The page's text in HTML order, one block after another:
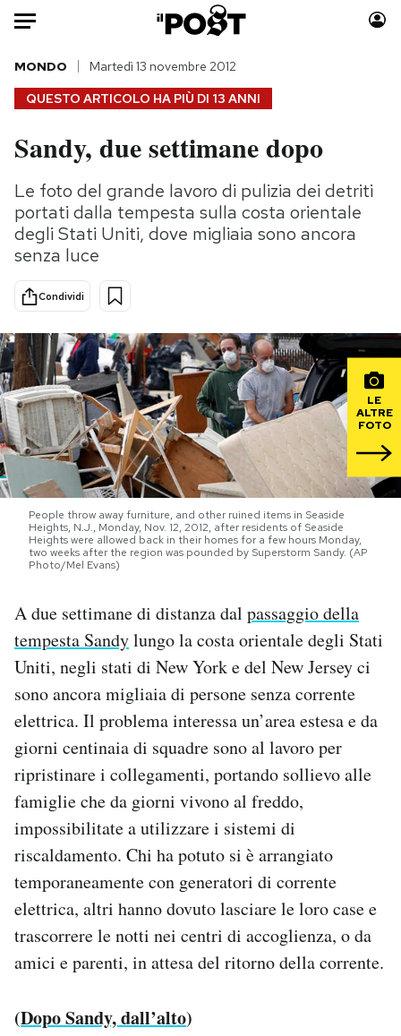
Auto
HOME
Italia
Politica
Tecnologia
Internet
Scienza
Cultura
Economia
Sport
Moda
Consumismi
Storie/Idee
Altrecose
Mondiali calcio 2026
PODCAST
NEWSLETTER
I MIEI PREFERITI
SHOP
CALENDARIO
AREA PERSONALE
Area Personale
Newsletter
Notifiche mobile
Regala il Post
Hai bisogno di aiuto?
Esci
QUESTO ARTICOLO HA PIÙ DI 13 ANNI
MONDO Martedì 13 novembre 2012
Sandy, due settimane dopo
Le foto del grande lavoro di pulizia dei detriti
portati dalla tempesta sulla costa orientale
degli Stati Uniti, dove migliaia sono ancora
senza luce
Condividi
LE
ALTRE
FOTO
People throw away furniture, and other ruined items in Seaside
Heights, N.J., Monday, Nov. 12, 2012, after residents of Seaside
Heights were allowed back in their homes for a few hours Monday,
two weeks after the region was pounded by Superstorm Sandy. (AP
Photo/Mel Evans)
A due settimane di distanza dal passaggio della
tempesta Sandylungo la costa orientale degli Stati
Uniti, negli stati di New York e del New Jersey ci
sono ancora migliaia di persone senza corrente
elettrica. Il problema interessa un’area estesa e da
giorni centinaia di squadre sono al lavoro per
ripristinare i collegamenti, portando sollievo alle
famiglie che da giorni vivono al freddo,
impossibilitate a utilizzare i sistemi di
riscaldamento. Chi ha potuto si è arrangiato
temporaneamente con generatori di corrente
elettrica, altri hanno dovuto lasciare le loro case e
trascorrere le notti nei centri di accoglienza, o da
amici e parenti, in attesa del ritorno della corrente.
(Dopo Sandy, dall’alto)